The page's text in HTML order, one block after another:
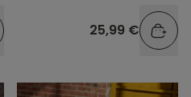
25,99 €